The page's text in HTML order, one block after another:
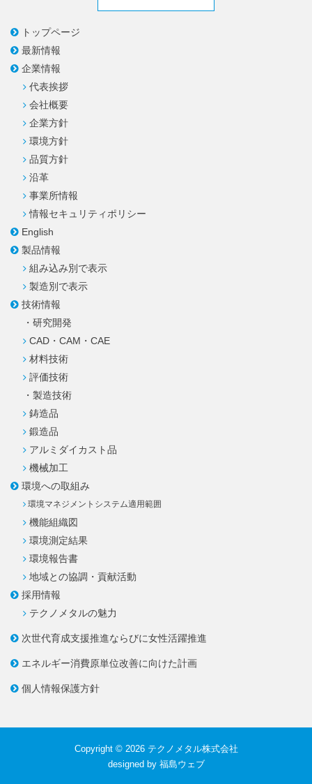
トップページ
最新情報
企業情報
代表挨拶
会社概要
企業方針
環境方針
品質方針
沿革
事業所情報
情報セキュリティ ポリシー
English
製品情報
組み込み別で表示
製造別で表示
技術情報
・研究開発
CAD・CAM・CAE
材料技術
評価技術
・製造技術
鋳造品
鍛造品
アルミダイカスト品
機械加工
環境への取組み
環境マネジメントシステム適用範囲
機能組織図
環境測定結果
環境報告書
地域との協調・貢献活動
採用情報
テクノメタルの魅力
次世代育成支援推進ならびに女性活躍推進
エネルギー消費原単位改善に 向けた計画
個人情報保護方針
Copyright © 2026 テクノメタル株式会社
designed by 福島ウェブ